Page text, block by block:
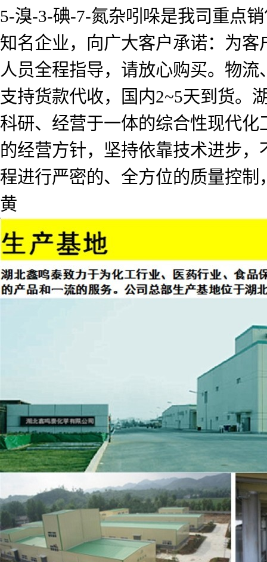
5-溴-3-碘-7-氮杂吲哚是我司重点
知名企业，向广大客户承诺：为
人员全程指导，请放心购买。物
支持货款代收，国内2~5天到货。
科研、经营于一体的综合性现代
的经营方针，坚持依靠技术进步
程进行严密的、全方位的质量控
黄